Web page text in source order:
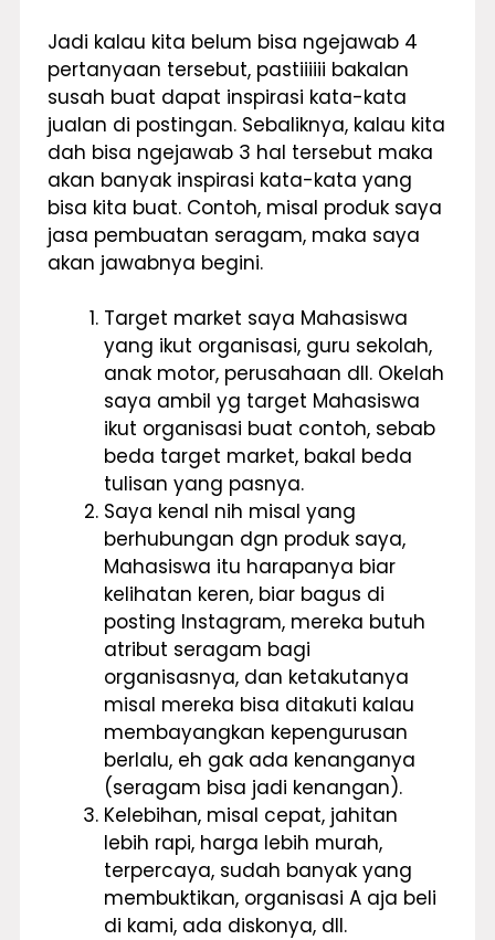
Jadi kalau kita belum bisa ngejawab 4
pertanyaan tersebut, pastiiiiii bakalan
susah buat dapat inspirasi kata-kata
jualan di postingan. Sebaliknya, kalau kita
dah bisa ngejawab 3 hal tersebut maka
akan banyak inspirasi kata-kata yang
bisa kita buat. Contoh, misal produk saya
jasa pembuatan seragam, maka saya
akan jawabnya begini.
Target market saya Mahasiswa
yang ikut organisasi, guru sekolah,
anak motor, perusahaan dll. Okelah
saya ambil yg target Mahasiswa
ikut organisasi buat contoh, sebab
beda target market, bakal beda
tulisan yang pasnya.
Saya kenal nih misal yang
berhubungan dgn produk saya,
Mahasiswa itu harapanya biar
kelihatan keren, biar bagus di
posting Instagram, mereka butuh
atribut seragam bagi
organisasnya, dan ketakutanya
misal mereka bisa ditakuti kalau
membayangkan kepengurusan
berlalu, eh gak ada kenanganya
(seragam bisa jadi kenangan).
Kelebihan, misal cepat, jahitan
lebih rapi, harga lebih murah,
terpercaya, sudah banyak yang
membuktikan, organisasi A aja beli
di kami, ada diskonya, dll.